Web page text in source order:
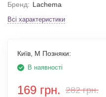
Бренд: Lachema
Всі характеристики
Київ, М Позняки:
В наявності
169 грн. 282 грн.